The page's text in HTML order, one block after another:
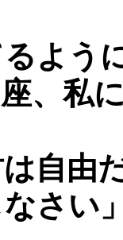
よう
、私
自由
さい